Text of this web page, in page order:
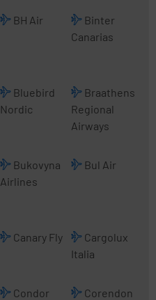
BH Air
Binter
Canarias
Bluebird
Nordic
Braathens
Regional
Airways
Bukovyna
Airlines
Bul Air
Canary Fly
Cargolux
Italia
Condor
Corendon